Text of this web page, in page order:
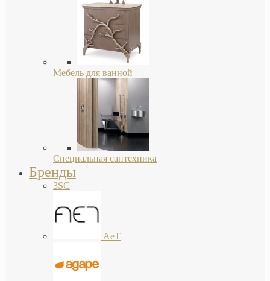
Мебель для ванной
Специальная сантехника
Бренды
3SC
AeT